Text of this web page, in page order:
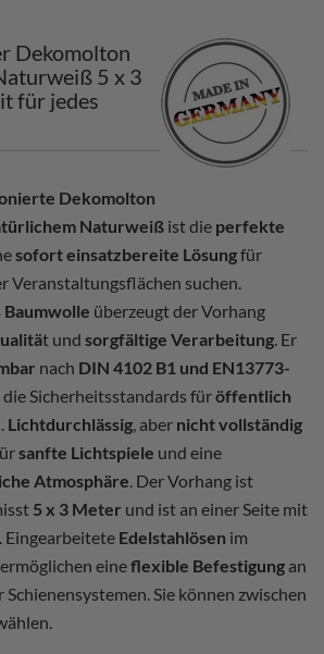
Dekomolton
5 x 3
für jedes
Dekomolton
Naturweiß ist die perfekte
sofort einsatzbereite Lösungfür
Veranstaltungsflächen suchen.
Baumwolle überzeugt der Vorhang
t und sorgfältige Verarbeitung. Er
nach DIN 4102 B1 und EN13773-
Sicherheitsstandards füröffentlich
. Lichtdurchlässig, aber nicht vollständig
sanfte Lichtspiele und eine
Atmosphäre. Der Vorhang ist
5 x 3 Meter und ist an einer Seite mit
Edelstahlösen im
eineflexible Befestigung an
Schienensystemen. Sie können zwischen